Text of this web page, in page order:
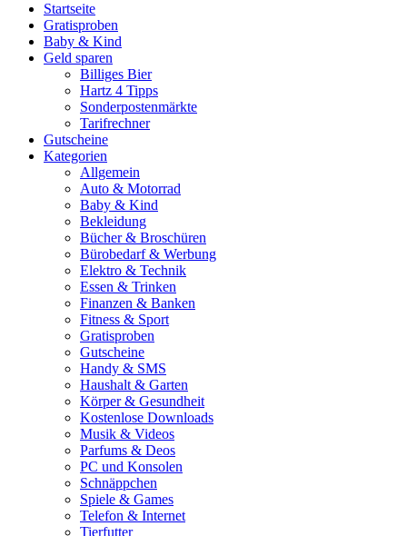
Startseite
Gratisproben
Baby & Kind
Geld sparen
Billiges Bier
Hartz 4 Tipps
Sonderpostenmärkte
Tarifrechner
Gutscheine
Kategorien
Allgemein
Auto & Motorrad
Baby & Kind
Bekleidung
Bücher & Broschüren
Bürobedarf & Werbung
Elektro & Technik
Essen & Trinken
Finanzen & Banken
Fitness & Sport
Gratisproben
Gutscheine
Handy & SMS
Haushalt & Garten
Körper & Gesundheit
Kostenlose Downloads
Musik & Videos
Parfums & Deos
PC und Konsolen
Schnäppchen
Spiele & Games
Telefon & Internet
Tierfutter